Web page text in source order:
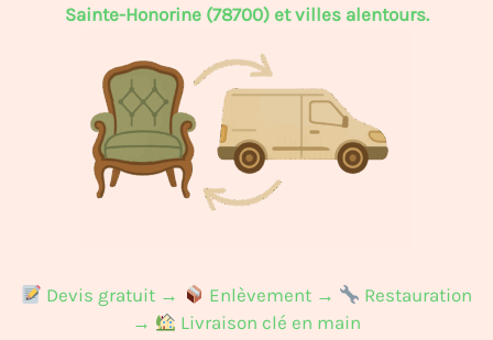
Sainte-Honorine (78700) et villes alentours.
Devis gratuit → Enlèvement →
Restauration
→
Livraison clé en main